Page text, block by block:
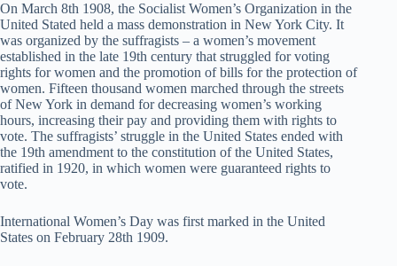
On March 8th 1908, the Socialist Women’s Organization in the
United Stated held a mass demonstration in New York City. It
was organized by the suffragists – a women’s movement
established in the late 19th century that struggled for voting
rights for women and the promotion of bills for the protection of
women. Fifteen thousand women marched through the streets
of New York in demand for decreasing women’s working
hours, increasing their pay and providing them with rights to
vote. The suffragists’ struggle in the United States ended with
the 19th amendment to the constitution of the United States,
ratified in 1920, in which women were guaranteed rights to
vote.
International Women’s Day was first marked in the United
States on February 28th 1909.